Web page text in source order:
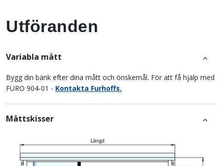
Utföranden
Variabla mått
Bygg din bänk efter dina mått och önskemål. För att få hjälp med
FURO 904-01 - Kontakta Furhoffs.
Måttskisser